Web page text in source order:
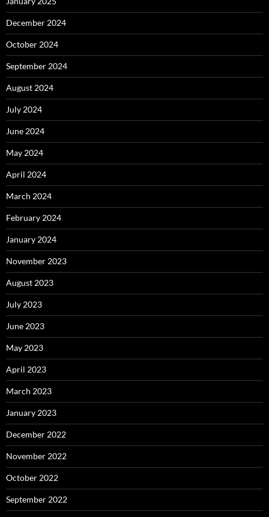
December 2024
October 2024
September 2024
August 2024
July 2024
June 2024
May 2024
April 2024
March 2024
February 2024
January 2024
November 2023
August 2023
July 2023
June 2023
May 2023
April 2023
March 2023
January 2023
December 2022
November 2022
October 2022
September 2022